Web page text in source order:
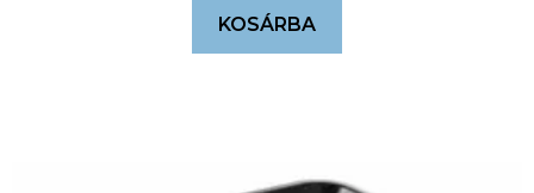
KOSÁRBA